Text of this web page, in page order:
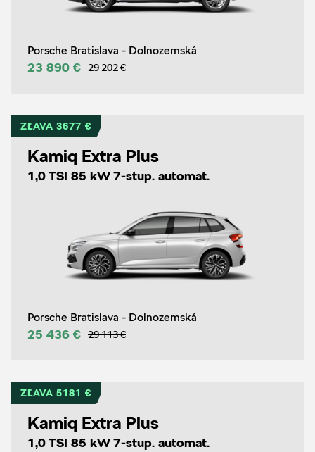
Porsche Bratislava - Dolnozemská
23 890 € 29 202 €
ZĽAVA 3677 €
Kamiq Extra Plus
1,0 TSI 85 kW 7-stup. automat.
Porsche Bratislava - Dolnozemská
25 436 € 29 113 €
ZĽAVA 5181 €
Kamiq Extra Plus
1,0 TSI 85 kW 7-stup. automat.